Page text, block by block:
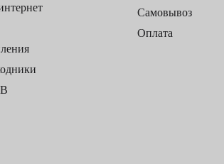
Самовывоз
Оплата